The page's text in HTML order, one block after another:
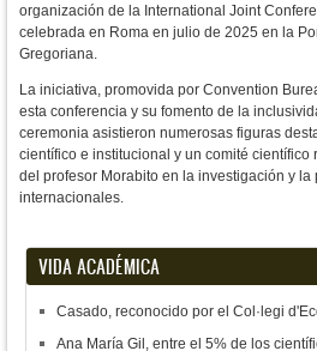
organización de la International Joint
celebrada en Roma en julio de 2025 en la
Gregoriana.
La iniciativa, promovida por Convention
esta conferencia y su fomento de la
ceremonia asistieron numerosas figuras
científico e institucional y un comité
del profesor Morabito en la investigación y la
internacionales.
VIDA ACADÉMICA
Casado, reconocido por el Col·legi
Ana María Gil, entre el 5% de los